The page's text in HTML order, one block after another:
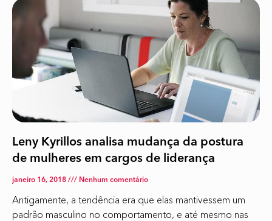
Leny Kyrillos analisa mudança da postura
de mulheres em cargos de liderança
janeiro 16, 2018 Nenhum comentário
Antigamente, a tendência era que elas mantivessem um
padrão masculino no comportamento, e até mesmo nas